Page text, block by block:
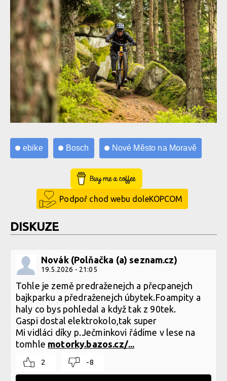
ebike Bosch Nové Město na Moravě
Buy Me a Coffee
Podpoř chod webu doleKOPCOM
DISKUZE
Novák (Polňačka (a) seznam.cz)
19.5.2026 - 21:05
Tohle je země predraženejch a přecpanejch
bajkparku a předraženejch úbytek.Foampity a
haly co bys pohledal a když tak z 90tek.
Gaspi dostal elektrokolo,tak super
Mi vidláci díky p.Ječminkovi řádíme v lese na
tomhle motorky.bazos.cz/...
2 -8